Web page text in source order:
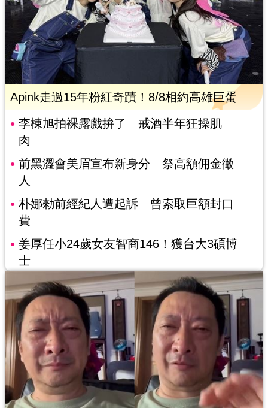
Apink走過15年粉紅奇蹟！8/8相約高雄巨蛋
李棟旭拍裸露戲拚了 戒酒半年狂操肌
肉
前黑澀會美眉宣布新身分 祭高額佣金徵
人
朴娜勑前經紀人遭起訴 曾索取巨額封口
費
姜厚任小24歲女友智商146！獲台大3碩博
士